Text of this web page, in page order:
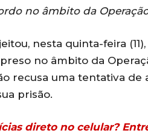
no âmbito da
nesta quinta-feira
no âmbito da
recusa uma tentativa
prisão.
direto no celular?